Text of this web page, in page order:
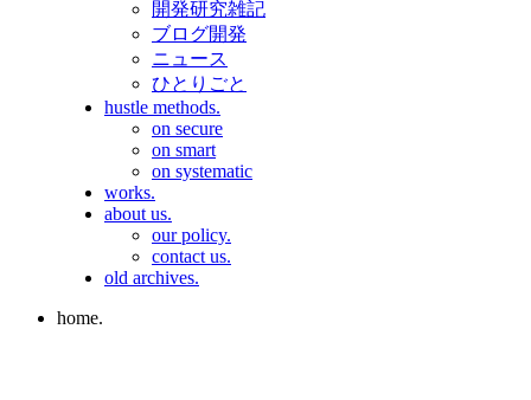
開発研究雑記
ブログ開発
ニュース
ひとりごと
hustle methods.
on secure
on smart
on systematic
works.
about us.
our policy.
contact us.
old archives.
home.